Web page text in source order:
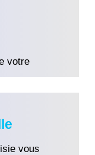
votre
vous